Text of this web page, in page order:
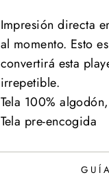
Impresión directa
al momento. Esto
convertirá esta
irrepetible.
Tela 100%
Tela pre-encogida